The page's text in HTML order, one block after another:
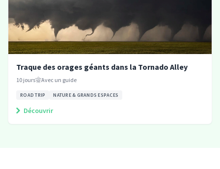
Traque des orages géants dans la Tornado Alley
10 jours Avec un guide
ROAD TRIP NATURE & GRANDS ESPACES
Découvrir